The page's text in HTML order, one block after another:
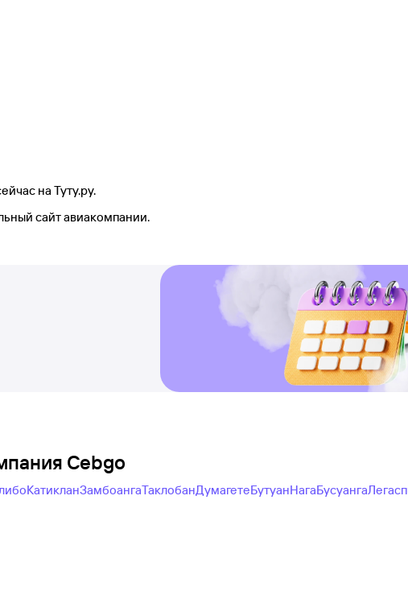
на Туту.ру.
сайт авиакомпании.
Cebgo
КатикланЗамбоангаТаклобанДумагетеБутуанНагаБусуанга